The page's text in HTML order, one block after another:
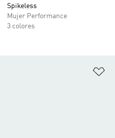
Spikeless
Mujer Performance
3 colores